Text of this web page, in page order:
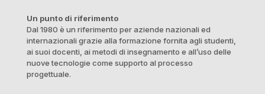
Un punto di riferimento
Dal 1980 è un riferimento per aziende nazionali ed
internazionali grazie alla formazione fornita agli studenti,
ai suoi docenti, ai metodi di insegnamento e all’uso delle
nuove tecnologie come supporto al processo
progettuale.